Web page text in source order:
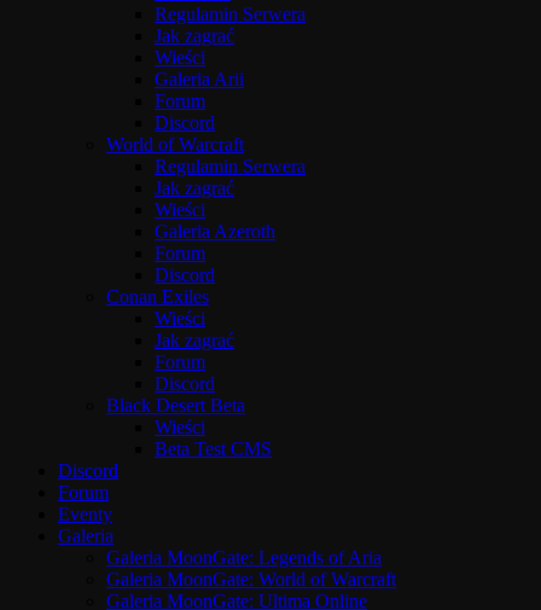
Regulamin Serwera
Jak zagrać
Wieści
Galeria Arii
Forum
Discord
World of Warcraft
Regulamin Serwera
Jak zagrać
Wieści
Galeria Azeroth
Forum
Discord
Conan Exiles
Wieści
Jak zagrać
Forum
Discord
Black Desert Beta
Wieści
Beta Test CMS
Discord
Forum
Eventy
Galeria
Galeria MoonGate: Legends of Aria
Galeria MoonGate: World of Warcraft
Galeria MoonGate: Ultima Online